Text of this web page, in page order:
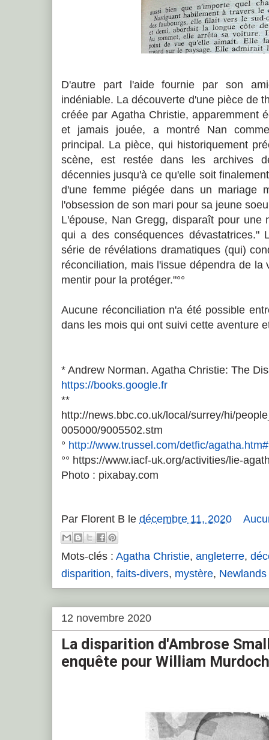
D'autre part l'aide fournie par son
indéniable. La découverte d'une pièce de
créée par Agatha Christie, apparemment
et jamais jouée, a montré Nan
principal. La pièce, qui historiquement
scène, est restée dans les archives
décennies jusqu'à ce qu'elle soit
d'une femme piégée dans un mariage
l'obsession de son mari pour sa jeune
L'épouse, Nan Gregg, disparaît pour une
qui a des conséquences dévastatrices."
série de révélations dramatiques (qui)
réconciliation, mais l'issue dépendra de
mentir pour la protéger."°°
Aucune réconciliation n'a été possible
dans les mois qui ont suivi cette aventure
* Andrew Norman. Agatha Christie: The
https://books.google.fr
**
http://news.bbc.co.uk/local/surrey/hi/
005000/9005502.stm
° http://www.trussel.com/detfic/
°° https://www.iacf-uk.org/activities/lie-
Photo : pixabay.com
Par Florent B le décembre 11, 2020
Mots-clés : Agatha Christie, angleterre,
disparition, faits-divers, mystère,
12 novembre 2020
La disparition d'Ambrose
enquête pour William